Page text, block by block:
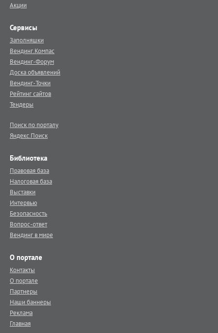
Акции
Сервисы
Заполняшки
Вендинг.Компас
Вендинг-Форум
Доска объявлений
Вендинг-Точки
Рейтинг сайтов
Тендеры
Поиск по порталу
Яндекс.Поиск
Библиотека
Правовая база
Налоговая база
Выставки
Интервью
Безопасность
Вопрос-ответ
Вендинг в мире
О портале
Контакты
О портале
Партнеры
Наши баннеры
Реклама
Главная